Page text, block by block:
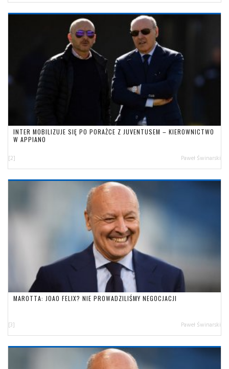
INTER MOBILIZUJE SIĘ PO PORAŻCE Z JUVENTUSEM – KIEROWNICTWO
W APPIANO
[2] Paweł Świnarski
MAROTTA: JOAO FELIX? NIE PROWADZILIŚMY NEGOCJACJI
[3] Paweł Świnarski